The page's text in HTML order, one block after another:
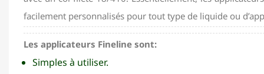
facilement personnalisés pour tout type de liquide ou
Les applicateurs Fineline sont:
Simples à utiliser.